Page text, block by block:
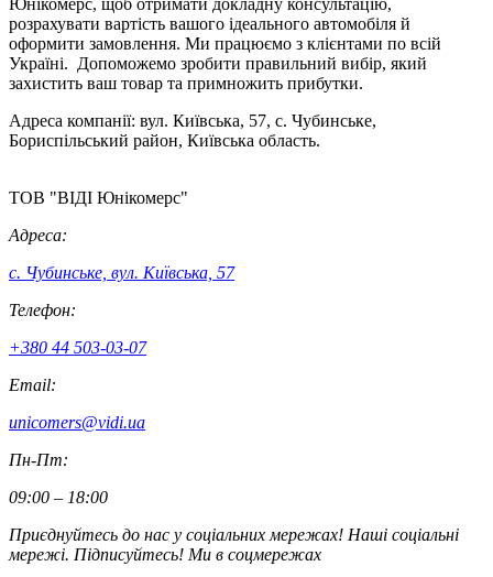
Юнікомерс, щоб отримати докладну консультацію,
розрахувати вартість вашого ідеального автомобіля й
оформити замовлення. Ми працюємо з клієнтами по всій
Україні. Допоможемо зробити правильний вибір, який
захистить ваш товар та примножить прибутки.
Адреса компанії: вул. Київська, 57, с. Чубинське,
Бориспільський район, Київська область.
ТОВ "ВІДІ Юнікомерс"
Адреса:
с. Чубинське, вул. Київська, 57
Телефон:
+380 44 503-03-07
Email:
unicomers@vidi.ua
Пн-Пт:
09:00 – 18:00
Приєднуйтесь до нас у соціальних мережах! Наші соціальні
мережі. Підписуйтесь! Ми в соцмережах